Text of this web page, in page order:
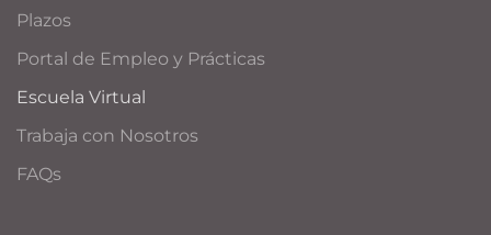
Plazos
Portal de Empleo y Prácticas
Escuela Virtual
Trabaja con Nosotros
FAQs